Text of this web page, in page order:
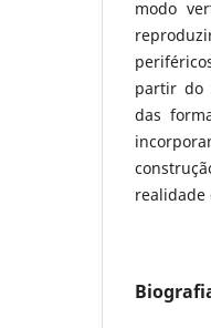
modo
partir do
das
realidade